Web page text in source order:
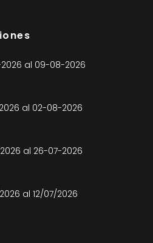
al 09-08-2026
al 02-08-2026
al 26-07-2026
al 12/07/2026